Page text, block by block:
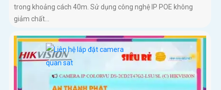
trong khoảng cách 40m. Sử dụng công nghệ IP POE không
giảm chất...